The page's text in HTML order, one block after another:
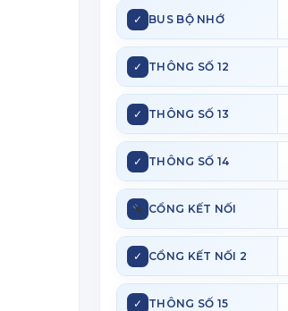
✓ BUS BỘ NHỚ
✓ THÔNG SỐ 12
✓ THÔNG SỐ 13
✓ THÔNG SỐ 14
CỔNG KẾT NỐI
✓ CỔNG KẾT NỐI 2
✓ THÔNG SỐ 15